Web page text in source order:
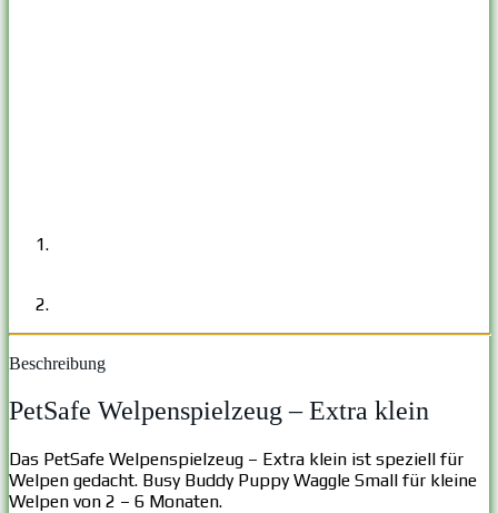
Beschreibung
PetSafe Welpenspielzeug – Extra klein
Das PetSafe Welpenspielzeug – Extra klein ist speziell für
Welpen gedacht. Busy Buddy Puppy Waggle Small für kleine
Welpen von 2 – 6 Monaten.